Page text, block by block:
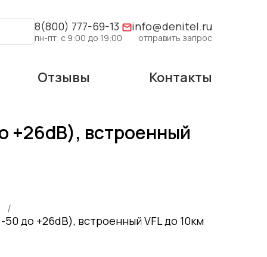
8(800) 777-69-13
пн-пт: с 9:00 до 19:00
info@denitel.ru
отправить запрос
Отзывы Контакты
+26dB), встроенный
до +26dB), встроенный VFL до 10км